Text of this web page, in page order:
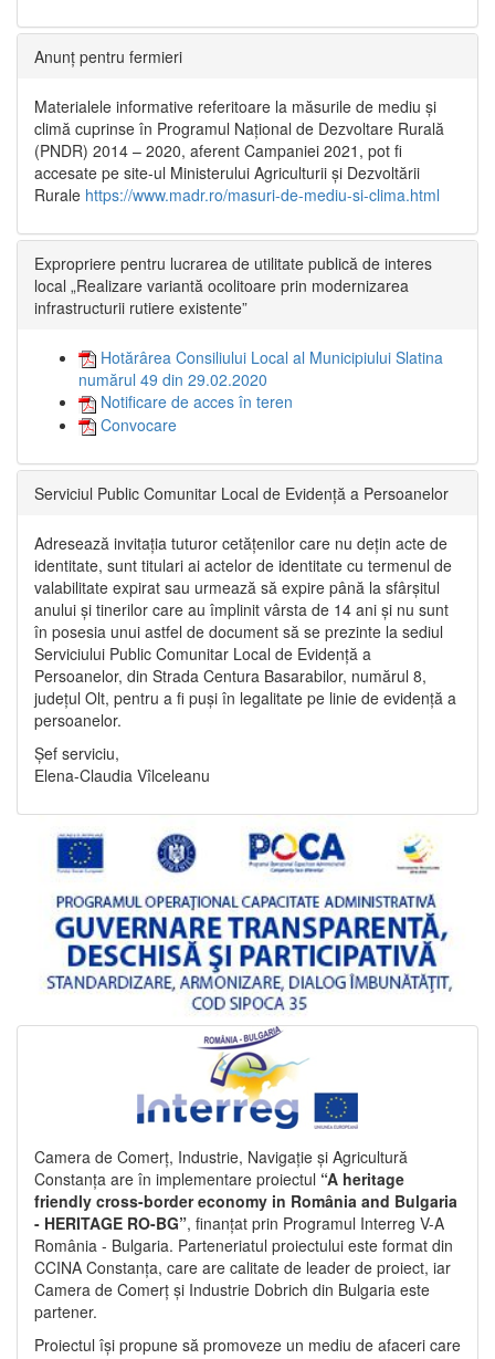
Anunț pentru fermieri
Materialele informative referitoare la măsurile de mediu și
climă cuprinse în Programul Național de Dezvoltare Rurală
(PNDR) 2014 – 2020, aferent Campaniei 2021, pot fi
accesate pe site-ul Ministerului Agriculturii și Dezvoltării
Rurale https://www.madr.ro/masuri-de-mediu-si-clima.html
Expropriere pentru lucrarea de utilitate publică de interes
local „Realizare variantă ocolitoare prin modernizarea
infrastructurii rutiere existente”
Hotărârea Consiliului Local al Municipiului Slatina
numărul 49 din 29.02.2020
Notificare de acces în teren
Convocare
Serviciul Public Comunitar Local de Evidență a Persoanelor
Adresează invitația tuturor cetățenilor care nu dețin acte de
identitate, sunt titulari ai actelor de identitate cu termenul de
valabilitate expirat sau urmează să expire până la sfârșitul
anului și tinerilor care au împlinit vârsta de 14 ani și nu sunt
în posesia unui astfel de document să se prezinte la sediul
Serviciului Public Comunitar Local de Evidență a
Persoanelor, din Strada Centura Basarabilor, numărul 8,
județul Olt, pentru a fi puși în legalitate pe linie de evidență a
persoanelor.
Șef serviciu,
Elena-Claudia Vîlceleanu
Camera de Comerț, Industrie, Navigație și Agricultură
Constanța are în implementare proiectul “A heritage
friendly cross-border economy in România and Bulgaria
- HERITAGE RO-BG”, finanțat prin Programul Interreg V-A
România - Bulgaria. Parteneriatul proiectului este format din
CCINA Constanța, care are calitate de leader de proiect, iar
Camera de Comerț și Industrie Dobrich din Bulgaria este
partener.
Proiectul își propune să promoveze un mediu de afaceri care